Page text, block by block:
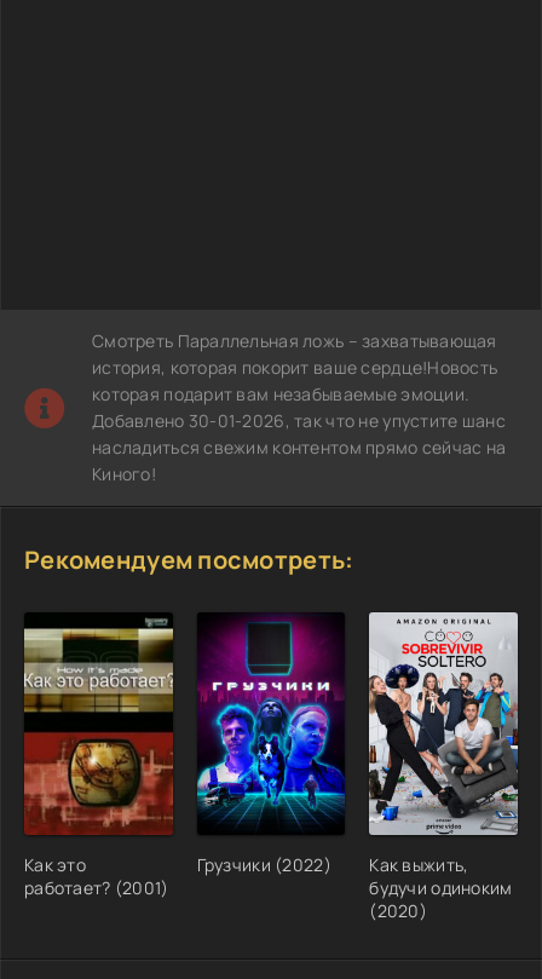
Смотреть Параллельная ложь – захватывающая
история, которая покорит ваше сердце!Новость
которая подарит вам незабываемые эмоции.
Добавлено 30-01-2026, так что не упустите шанс
насладиться свежим контентом прямо сейчас на
Киного!
Рекомендуем посмотреть:
Как это
работает? (2001)
Грузчики (2022)
Как выжить,
будучи одиноким
(2020)